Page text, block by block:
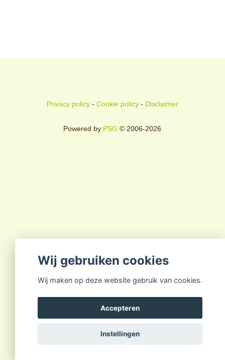
Privacy policy- Cookie policy- Disclaimer
Powered by PSG © 2006-2026
Wij gebruiken cookies
Wij maken op deze website gebruik van cookies.
Accepteren
Instellingen